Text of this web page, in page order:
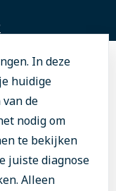
In deze
huidige
de
nodig om
te bekijken
juiste diagnose
Alleen